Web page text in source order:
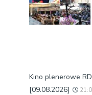
Kino plenerowe
[09.08.2026]